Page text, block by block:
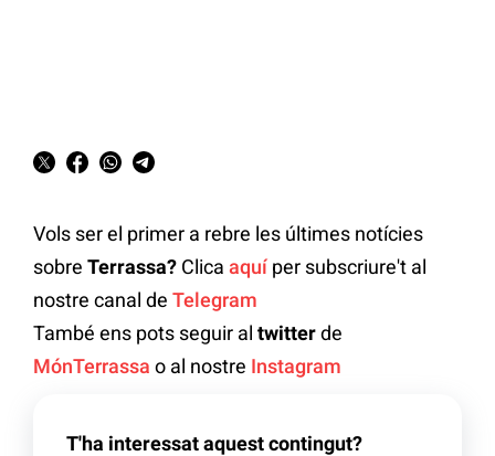
Vols ser el primer a rebre les últimes notícies
sobre Terrassa? Clica aquí per subscriure't al
nostre canal de Telegram
També ens pots seguir al twitterde
MónTerrassa o al nostre Instagram
T'ha interessat aquest contingut?